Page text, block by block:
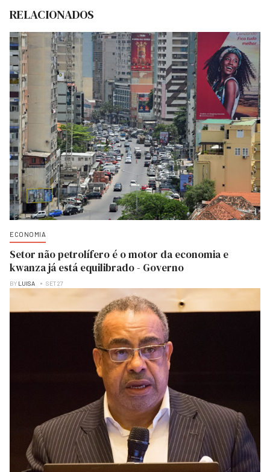
RELACIONADOS
ECONOMIA
Setor não petrolífero é o motor da economia e
kwanza já está equilibrado - Governo
BY LUISA SET 27